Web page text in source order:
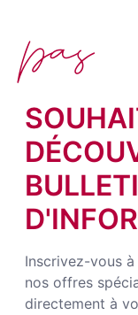
Inscrivez-vous
nos offres
directement à
pas